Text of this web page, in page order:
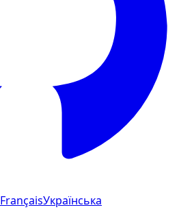
FrançaisУкраїнська